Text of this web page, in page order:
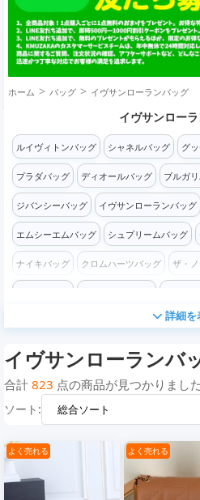
ホーム バッグ イヴサンローランバッグ
イヴサンロー
ルイヴィトンバッグ シャネルバッグ グ
プラダバッグ ディオールバッグ ブルガ
ジバンシーバッグ イヴサンローランバッグ
エムシーエムバッグ シュプリームバッグ
ナイキバッグ クロムハーツバッグ ザ・
オフホワイトバッグ チャ
モスキーノバッグ コムデギャルソン バッグ
ディズニー バッグ マイケルコースバッグ
ヴァレンティノバッグ
詳細を
イヴサンローランバ
合計 823 点の商品が見つかりました
ソート:
よく売れる よく売れる